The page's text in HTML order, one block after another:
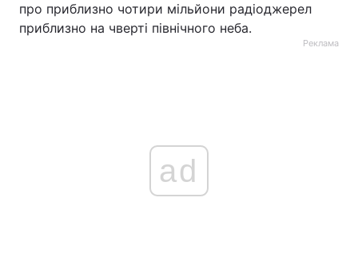
про приблизно чотири мільйони радіоджерел
приблизно на чверті північного неба.
Реклама
ad